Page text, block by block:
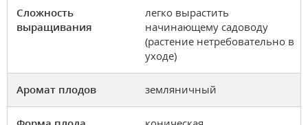
Сложность
выращивания
легко вырастить
начинающему садоводу
(растение нетребовательно в
уходе)
Аромат плодов земляничный